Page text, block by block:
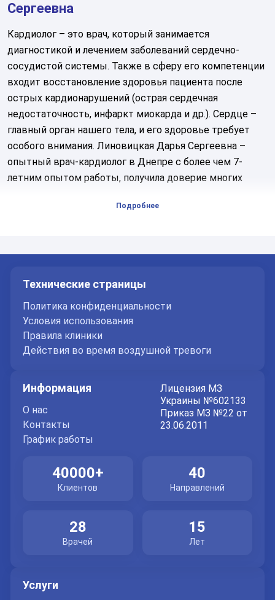
Сергеевна
Кардиолог – это врач, который занимается
диагностикой и лечением заболеваний сердечно-
сосудистой системы. Также в сферу его компетенции
входит восстановление здоровья пациента после
острых кардионарушений (острая сердечная
недостаточность, инфаркт миокарда и др.). Сердце –
главный орган нашего тела, и его здоровье требует
особого внимания. Линовицкая Дарья Сергеевна –
опытный врач-кардиолог в Днепре с более чем 7-
летним опытом работы, получила доверие многих
работы по профилю.
Образование и опыт:
«Днепропетровская медицинская академия» МЗ
Украины, «лечебное дело», 2016 год
состояний», 2018 год
Днепровский медицинский университет,
специализация «терапия» 2022 год
Днепровский медицинский университет,
Запорожский государственный медико-
Постоянно расширяет свои знания и опыт в
области кардиологии.
Днепре.
Подробнее
Технические страницы
Политика конфиденциальности
Условия использования
Правила клиники
Действия во время воздушной тревоги
Информация
О нас
Контакты
График работы
Лицензия МЗ
Украины №602133
Приказ МЗ №22 от
23.06.2011
40000+
Клиентов
40
Направлений
28
Врачей
15
Лет
Услуги